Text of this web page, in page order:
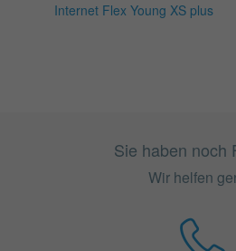
Internet Flex Young XS plus
Sie haben noch
Wir helfen